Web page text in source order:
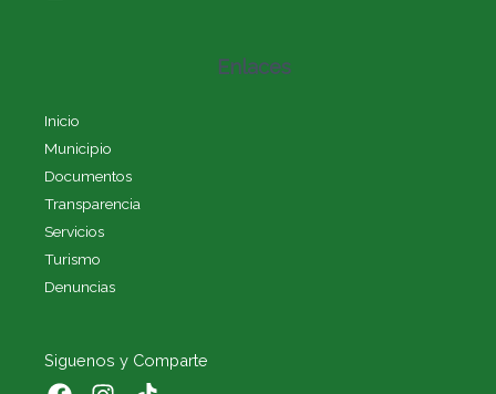
Enlaces
Inicio
Municipio
Documentos
Transparencia
Servicios
Turismo
Denuncias
Siguenos y Comparte